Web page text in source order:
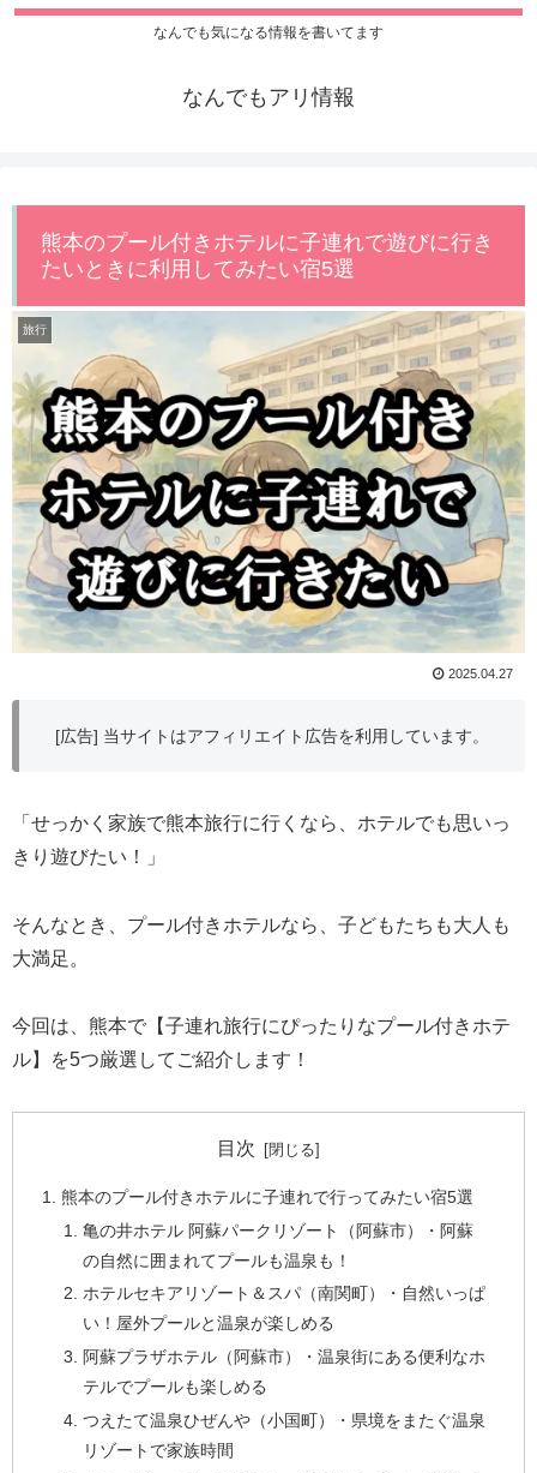
なんでも気になる情報を書いてます
なんでもアリ情報
熊本のプール付きホテルに子連れで遊びに行き
たいときに利用してみたい宿5選
旅行
2025.04.27
[広告] 当サイトはアフィリエイト広告を利用しています。
「せっかく家族で熊本旅行に行くなら、ホテルでも思いっ
きり遊びたい！」
そんなとき、プール付きホテルなら、子どもたちも大人も
大満足。
今回は、熊本で【子連れ旅行にぴったりなプール付きホテ
ル】を5つ厳選してご紹介します！
目次
熊本のプール付きホテルに子連れで行ってみたい宿5選
亀の井ホテル 阿蘇パークリゾート（阿蘇市）・阿蘇
の自然に囲まれてプールも温泉も！
ホテルセキアリゾート＆スパ（南関町）・自然いっぱ
い！屋外プールと温泉が楽しめる
阿蘇プラザホテル（阿蘇市）・温泉街にある便利なホ
テルでプールも楽しめる
つえたて温泉ひぜんや（小国町）・県境をまたぐ温泉
リゾートで家族時間